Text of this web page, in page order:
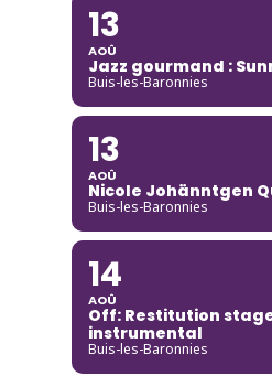
13
AOÛ
Jazz gourmand :
Buis-les-Baronnies
13
AOÛ
Nicole Johänntgen
Buis-les-Baronnies
14
AOÛ
Off: Restitution
instrumental
Buis-les-Baronnies